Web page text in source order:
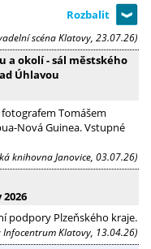
scéna Klatovy, 23.07.26)
a okolí - sál městského
Úhlavou
Tomášem
Nová Guinea. Vstupné
knihovna Janovice, 03.07.26)
podpory Plzeňského kraje.
Infocentrum Klatovy, 13.04.26)